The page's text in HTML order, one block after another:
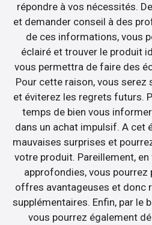
répondre à vos nécessités.
et demander conseil à des
de ces informations, vous
éclairé et trouver le produit
vous permettra de faire des
Pour cette raison, vous
et éviterez les regrets futurs.
temps de bien vous
dans un achat impulsif. A cet
mauvaises surprises et
votre produit. Pareillement,
approfondies, vous
offres avantageuses et donc
supplémentaires. Enfin, par le
vous pourrez également